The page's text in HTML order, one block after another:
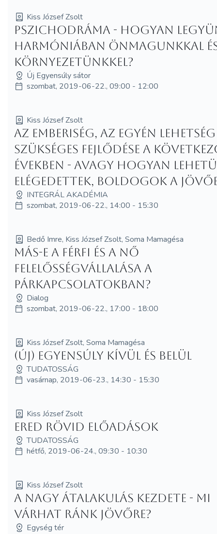
Kiss József Zsolt
Pszichodráma - Hogyan
harmóniában önmagunkkal
környezetünkkel?
Új Egyensúly sátor
szombat, 2019-06-22., 09:00 - 12:00
Kiss József Zsolt
Az emberiség, az egyén
szükséges fejlődése a
években - avagy hogyan
elégedettek, boldogok a
INTEGRÁL AKADÉMIA
szombat, 2019-06-22., 14:00 - 15:30
Bedő Imre, Kiss József Zsolt, Soma Mamagésa
Más-e a férfi és a nő
felelősségvállalása a
párkapcsolatokban?
Dialog
szombat, 2019-06-22., 17:00 - 18:00
Kiss József Zsolt, Soma Mamagésa
(Új) Egyensúly kívül és belül
TUDATOSSÁG
vasárnap, 2019-06-23., 14:30 - 15:30
Kiss József Zsolt
ERED rövid előadások
TUDATOSSÁG
hétfő, 2019-06-24., 09:30 - 10:30
Kiss József Zsolt
A nagy átalakulás kezdete - mi
várhat ránk jövőre?
Egység tér